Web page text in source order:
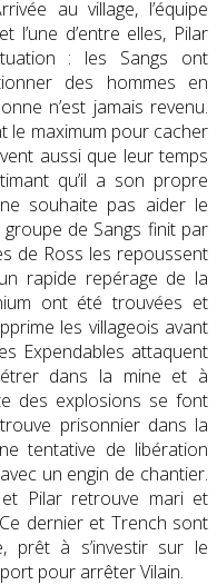
au village, l’équipe
l’une d’entre elles, Pilar
: les Sangs ont
des hommes en
n’est jamais revenu.
le maximum pour cacher
aussi que leur temps
qu’il a son propre
souhaite pas aider le
groupe de Sangs finit par
de Ross les repoussent
rapide repérage de la
ont été trouvées et
les villageois avant
Expendables attaquent
dans la mine et à
des explosions se font
prisonnier dans la
tentative de libération
un engin de chantier.
Pilar retrouve mari et
dernier et Trench sont
prêt à s’investir sur le
pour arrêter Vilain.